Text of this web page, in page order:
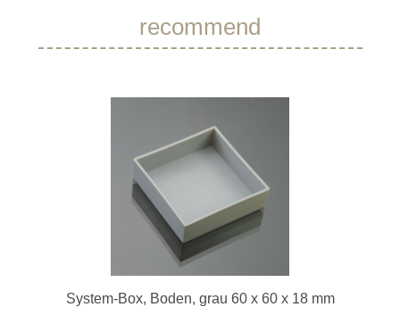
recommend
System-Box, Boden, grau 60 x 60 x 18 mm